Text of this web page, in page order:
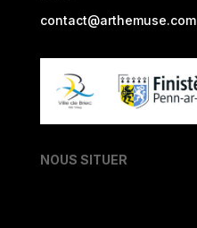
contact@arthemuse.com
NOUS SITUER